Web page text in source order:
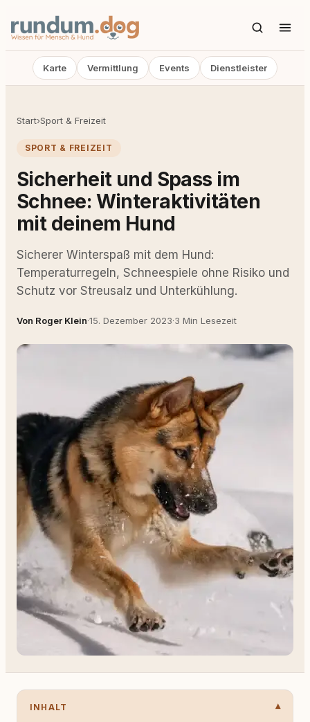
Karte Vermittlung Events Dienstleister
Start›Sport & Freizeit
SPORT & FREIZEIT
Sicherheit und Spass im
Schnee: Winteraktivitäten
mit deinem Hund
Sicherer Winterspaß mit dem Hund:
Temperaturregeln, Schneespiele ohne Risiko und
Schutz vor Streusalz und Unterkühlung.
Von Roger Klein·15. Dezember 2023·3 Min Lesezeit
INHALT